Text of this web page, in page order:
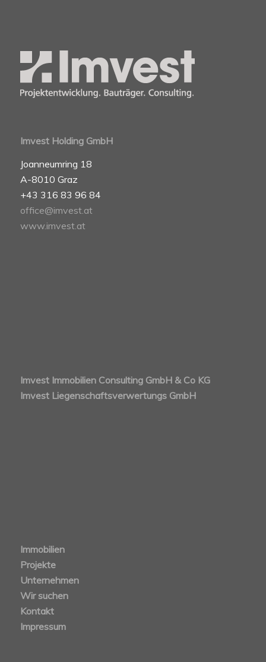
Imvest Holding GmbH
Joanneumring 18
A-8010 Graz
+43 316 83 96 84
office@imvest.at
www.imvest.at
Imvest Immobilien Consulting GmbH & Co KG
Imvest Liegenschaftsverwertungs GmbH
Immobilien
Projekte
Unternehmen
Wir suchen
Kontakt
Impressum